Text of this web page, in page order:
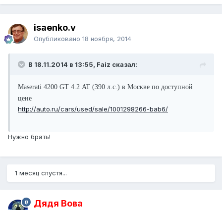
isaenko.v
Опубликовано 18 ноября, 2014
В 18.11.2014 в 13:55, Faiz сказал:
Maserati 4200 GT 4.2 AT (390 л.с.) в Москве по доступной
цене
http://auto.ru/cars/used/sale/1001298266-bab6/
Нужно брать!
1 месяц спустя...
Дядя Вова